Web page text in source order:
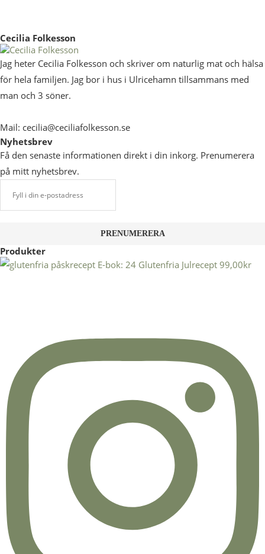
Cecilia Folkesson
Jag heter Cecilia Folkesson och skriver om naturlig mat och hälsa
för hela familjen. Jag bor i hus i Ulricehamn tillsammans med
man och 3 söner.
Mail: cecilia@ceciliafolkesson.se
Nyhetsbrev
Få den senaste informationen direkt i din inkorg. Prenumerera
på mitt nyhetsbrev.
Produkter
E-bok: 24 Glutenfria Julrecept 99,00kr